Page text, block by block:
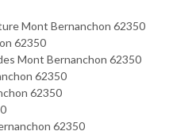
Mont Bernanchon 62350
62350
Mont Bernanchon 62350
62350
62350
62350